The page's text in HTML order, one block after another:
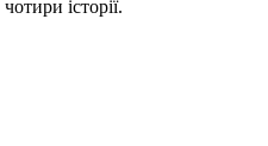
історії.